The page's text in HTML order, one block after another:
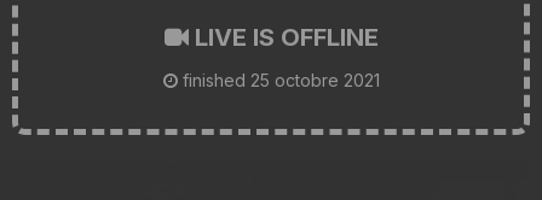
LIVE IS OFFLINE
finished 25 octobre 2021